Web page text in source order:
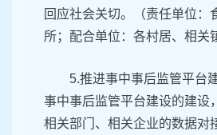
回应社会关切。（责任单位：
所；配合单位：各村居、相关
5.推进事中事后监管平台
事中事后监管平台建设的建设
相关部门、相关企业的数据对